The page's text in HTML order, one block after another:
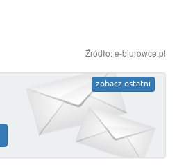
Źródło: e-biurowce.pl
zobacz ostatni